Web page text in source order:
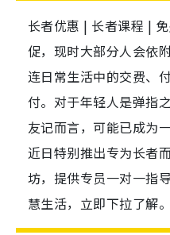
长者优惠 | 长者课程 |
促，现时大部分人会依
连日常生活中的交费、
付。对于年轻人是弹指
友记而言，可能已成为
近日特别推出专为长
坊，提供专员一对一指
慧生活，立即下拉了解。